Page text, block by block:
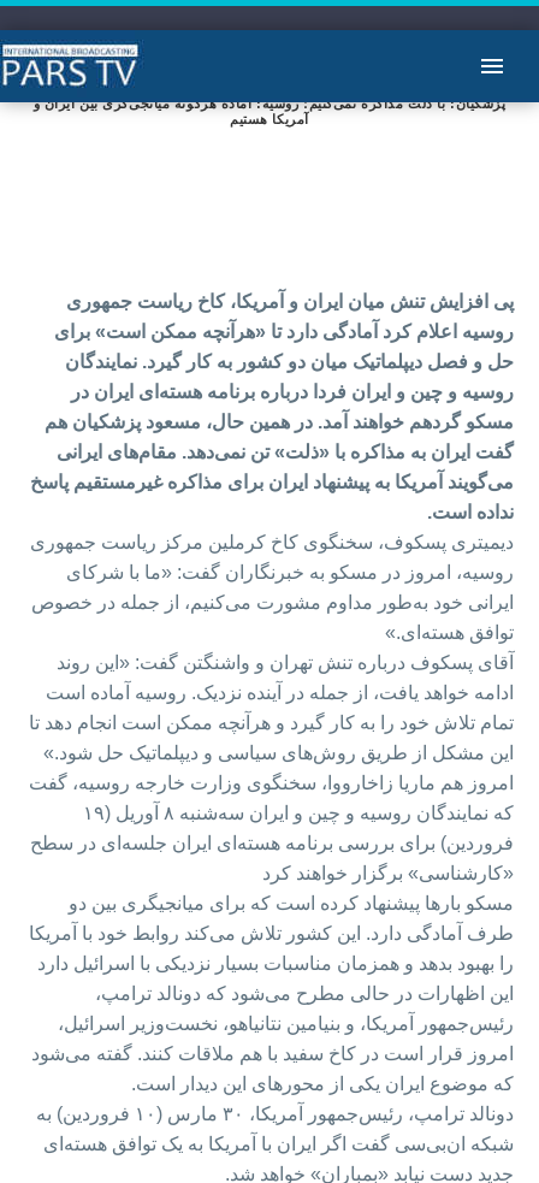
پزشکیان: با ذلت مذاکره نمی‌کنیم؛ روسیه: آماده هرگونه میانجی‌گری بین ایران و
آمریکا هستیم
پی افزایش تنش میان ایران و آمریکا، کاخ ریاست جمهوری
روسیه اعلام کرد آمادگی دارد تا «هرآنچه ممکن است» برای
حل و فصل دیپلماتیک میان دو کشور به کار گیرد. نمایندگان
روسیه و چین و ایران فردا درباره برنامه هسته‌ای ایران در
مسکو گردهم خواهند آمد. در همین حال، مسعود پزشکیان هم
گفت ایران به مذاکره با «ذلت» تن نمی‌دهد. مقام‌های ایرانی
می‌گویند آمریکا به پیشنهاد ایران برای مذاکره غیرمستقیم پاسخ
نداده است.
دیمیتری پسکوف، سخنگوی کاخ کرملین مرکز ریاست جمهوری
روسیه، امروز در مسکو به خبرنگاران گفت: «ما با شرکای
ایرانی خود به‌طور مداوم مشورت می‌کنیم، از جمله در خصوص
توافق هسته‌ای.»
آقای پسکوف درباره تنش تهران و واشنگتن گفت: «این روند
ادامه خواهد یافت، از جمله در آینده نزدیک. روسیه آماده است
تمام تلاش خود را به کار گیرد و هرآنچه ممکن است انجام دهد تا
این مشکل از طریق روش‌های سیاسی و دیپلماتیک حل شود.»
امروز هم ماریا زاخارووا، سخنگوی وزارت خارجه روسیه، گفت
که نمایندگان روسیه و چین و ایران سه‌شنبه ۸ آوریل (۱۹
فروردین) برای بررسی برنامه هسته‌ای ایران جلسه‌ای در سطح
«کارشناسی» برگزار خواهند کرد
مسکو بارها پیشنهاد کرده است که برای میانجیگری بین دو
طرف آمادگی دارد. این کشور تلاش می‌کند روابط خود با آمریکا
را بهبود بدهد و همزمان مناسبات بسیار نزدیکی با اسرائیل دارد
این اظهارات در حالی مطرح می‌شود که دونالد ترامپ،
رئیس‌جمهور آمریکا، و بنیامین نتانیاهو، نخست‌وزیر اسرائیل،
امروز قرار است در کاخ سفید با هم ملاقات کنند. گفته می‌شود
که موضوع ایران یکی از محورهای این دیدار است.
دونالد ترامپ، رئیس‌جمهور آمریکا، ۳۰ مارس (۱۰ فروردین) به
شبکه ان‌بی‌سی گفت اگر ایران با آمریکا به یک توافق هسته‌ای
جدید دست نیابد «بمباران» خواهد شد.